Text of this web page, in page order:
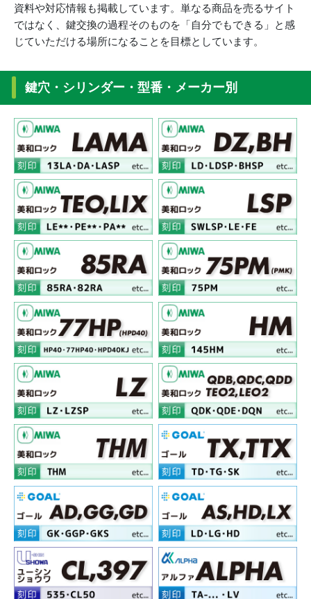
資料や対応情報も掲載しています。単なる商品を売るサイト
ではなく、鍵交換の過程そのものを「自分でもできる」と感
じていただける場所になることを目標としています。
鍵穴・シリンダー・型番・メーカー別